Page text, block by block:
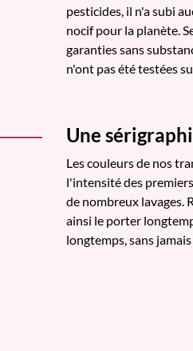
pesticides, il n'a subi
nocif pour la planète.
garanties sans
n'ont pas été testées
Une
Les couleurs de nos
l'intensité des
de nombreux lavages.
ainsi le porter
longtemps, sans